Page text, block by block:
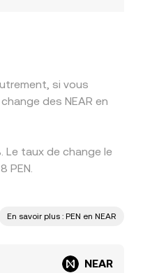
si vous
des NEAR en
Le taux de change le
PEN.
En savoir plus : PEN en NEAR
NEAR